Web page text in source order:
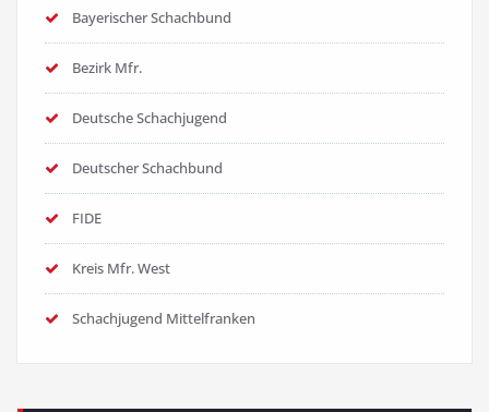
Bayerischer Schachbund
Bezirk Mfr.
Deutsche Schachjugend
Deutscher Schachbund
FIDE
Kreis Mfr. West
Schachjugend Mittelfranken